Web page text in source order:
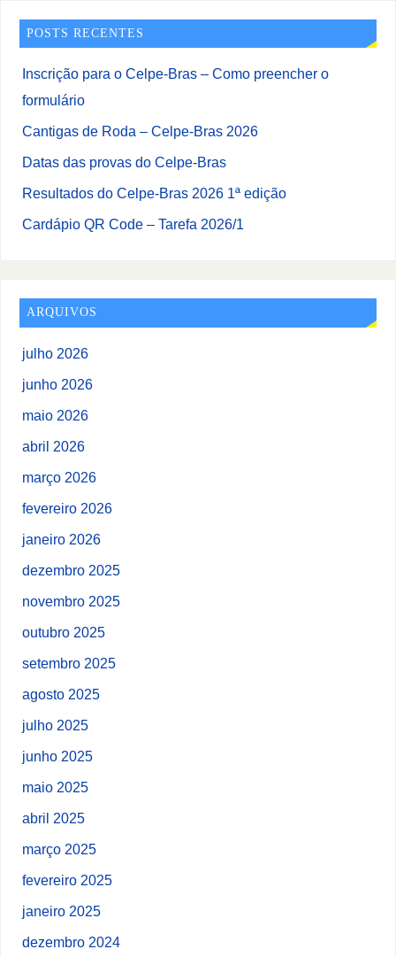
POSTS RECENTES
Inscrição para o Celpe-Bras – Como preencher o
formulário
Cantigas de Roda – Celpe-Bras 2026
Datas das provas do Celpe-Bras
Resultados do Celpe-Bras 2026 1ª edição
Cardápio QR Code – Tarefa 2026/1
ARQUIVOS
julho 2026
junho 2026
maio 2026
abril 2026
março 2026
fevereiro 2026
janeiro 2026
dezembro 2025
novembro 2025
outubro 2025
setembro 2025
agosto 2025
julho 2025
junho 2025
maio 2025
abril 2025
março 2025
fevereiro 2025
janeiro 2025
dezembro 2024